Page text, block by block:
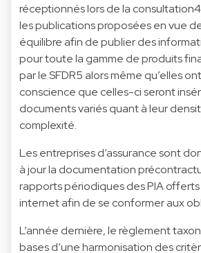
réceptionnés lors de la
les publications proposées en vue
équilibre afin de publier des
pour toute la gamme de produits
par le SFDR5 alors même qu’elles
conscience que celles-ci seront
documents variés quant à leur
complexité.
Les entreprises d’assurance sont
à jour la documentation
rapports périodiques des PIA offerts
internet afin de se conformer aux
L’année dernière, le règlement
bases d’une harmonisation des